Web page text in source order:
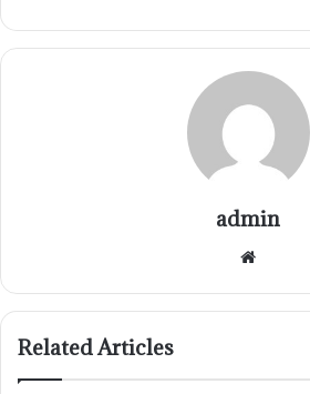
admin
Website
Related Articles